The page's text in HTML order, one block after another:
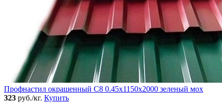
Профнастил окрашенный C8 0.45x1150x2000 зеленый мох
323 руб./кг. Купить